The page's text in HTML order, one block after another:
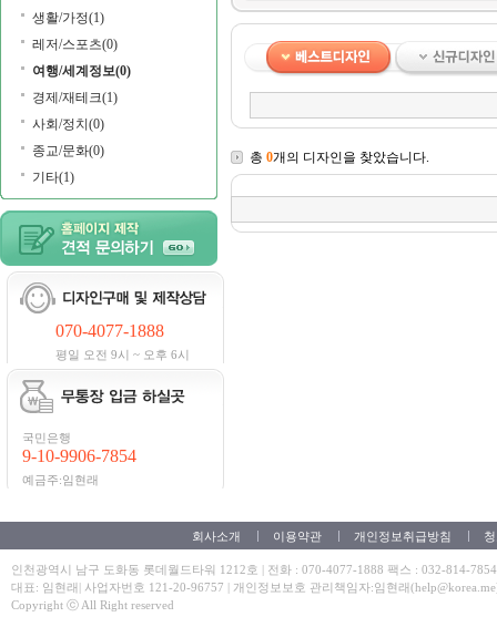
생활/가정(1)
레저/스포츠(0)
여행/세계정보(0)
경제/재테크(1)
사회/정치(0)
종교/문화(0)
기타(1)
070-4077-1888
평일 오전 9시 ~ 오후 6시
국민은행
9-10-9906-7854
예금주:임현래
총 0개의 디자인을 찾았습니다.
회사소개 이용약관 개인정보취급방침
인천광역시 남구 도화동 롯데월드타워 1212호 | 전화 : 070-4077-1888 팩스 : 032-814-7854
대표: 임현래| 사업자번호 121-20-96757 | 개인정보보호 관리책임자:임현래
Copyright ⓒ All Right reserved